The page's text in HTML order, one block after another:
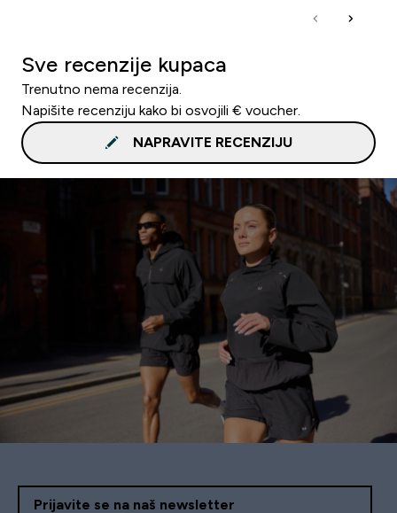
Sve recenzije kupaca
Trenutno nema recenzija.
Napišite recenziju kako bi osvojili € voucher.
NAPRAVITE RECENZIJU
Prijavite se na naš newsletter